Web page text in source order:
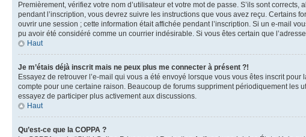
Premièrement, vérifiez votre nom d’utilisateur et votre mot de passe. S’ils sont
pendant l’inscription, vous devrez suivre les instructions que vous avez reçu. Certains
ouvrir une session ; cette information était affichée pendant l’inscription. Si un e-mail
pu avoir été considéré comme un courrier indésirable. Si vous êtes certain que
Haut
Je m’étais déjà inscrit mais ne peux plus me connecter à présent ?!
Essayez de retrouver l’e-mail qui vous a été envoyé lorsque vous vous êtes inscrit
compte pour une certaine raison. Beaucoup de forums suppriment périodiquement les
essayez de participer plus activement aux discussions.
Haut
Qu’est-ce que la COPPA ?